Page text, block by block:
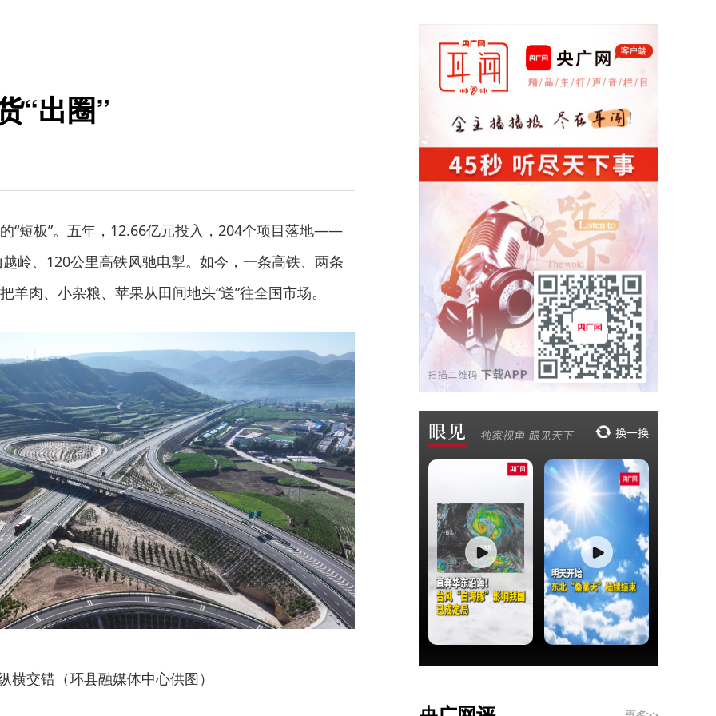
“出圈”
“短板”。五年，12.66亿元投入，204个项目落地——
岭、120公里高铁风驰电掣。如今，一条高铁、两条
羊肉、小杂粮、苹果从田间地头“送”往全国市场。
横交错（环县融媒体中心供图）